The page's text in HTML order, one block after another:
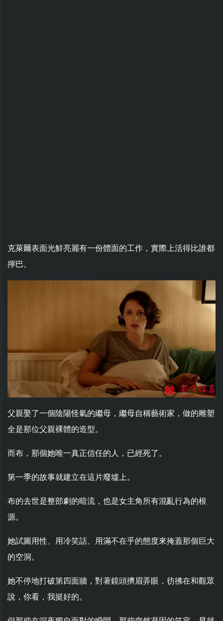
克萊爾表面光鮮亮麗有一份體面的工作，實際上活得比誰都
擰巴。
父親娶了一個陰陽怪氣的繼母，繼母自稱藝術家，做的雕塑
全是那位父親裸體的造型。
而布，那個她唯一真正信任的人，已經死了。
第一季的故事就建立在這片廢墟上。
布的去世是整部劇的暗流，也是女主角所有混亂行為的根
源。
她試圖用性、用冷笑話、用滿不在乎的態度來掩蓋那個巨大
的空洞。
她不停地打破第四面牆，對著鏡頭擠眉弄眼，彷彿在和觀眾
說，你看，我挺好的。